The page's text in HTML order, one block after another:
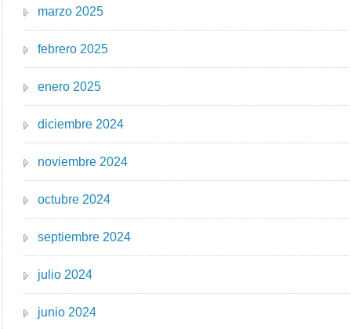
marzo 2025
febrero 2025
enero 2025
diciembre 2024
noviembre 2024
octubre 2024
septiembre 2024
julio 2024
junio 2024